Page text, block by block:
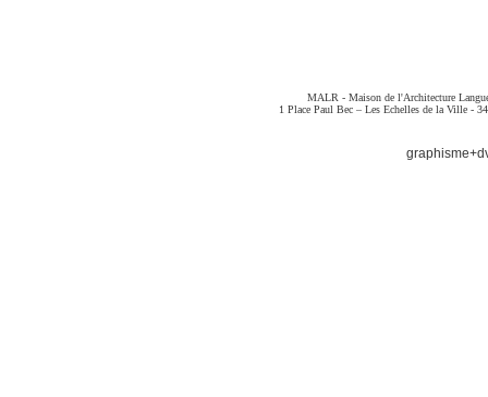
MALR - Maison de l'Architecture
1 Place Paul Bec – Les Echelles de la Ville -